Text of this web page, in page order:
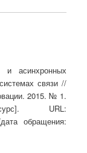
и асинхронных
связи //
2015. № 1.
URL:
обращения: